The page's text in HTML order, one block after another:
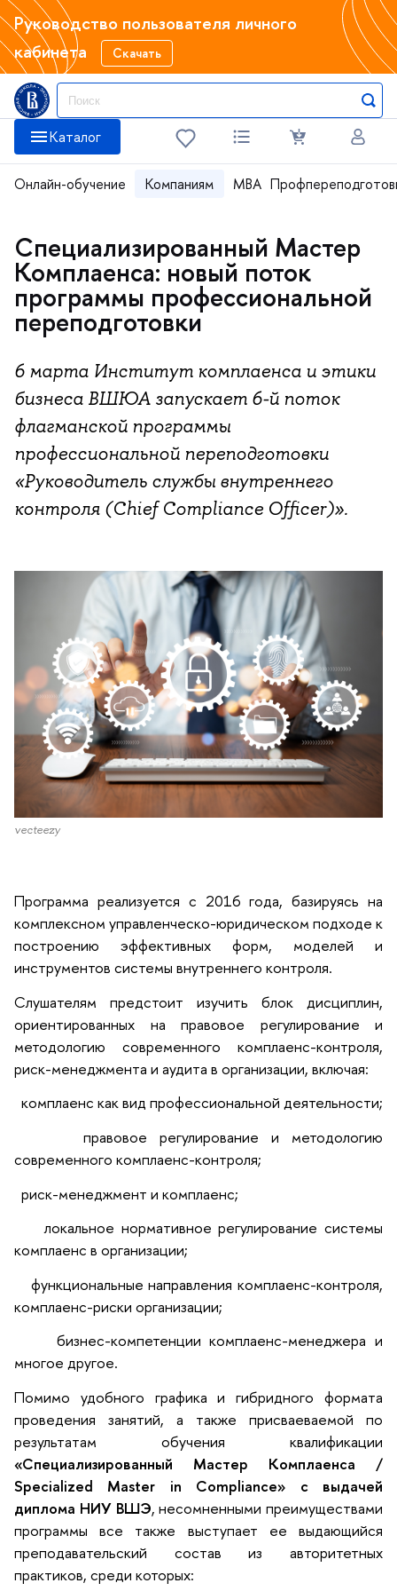
Руководство пользователя личного
кабинета
Скачать
Каталог
Онлайн-обучение Компаниям MBA
Специализированный Мастер
Комплаенса: новый поток
программы профессиональной
переподготовки
6 марта Институт комплаенса и этики
бизнеса ВШЮА запускает 6-й поток
флагманской программы
профессиональной переподготовки
«Руководитель службы внутреннего
контроля (Chief Сompliance Officer)».
vecteezy
Программа реализуется с 2016 года, базируясь на
комплексном управленческо-юридическом подходе к
построению эффективных форм, моделей и
инструментов системы внутреннего контроля.
Слушателям предстоит изучить блок дисциплин,
ориентированных на правовое регулирование и
методологию современного комплаенс-контроля,
риск-менеджмента и аудита в организации, включая:
комплаенс как вид профессиональной деятельности;
правовое регулирование и методологию
современного комплаенс-контроля;
риск-менеджмент и комплаенс;
локальное нормативное регулирование системы
комплаенс в организации;
функциональные направления комплаенс-контроля,
комплаенс-риски организации;
бизнес-компетенции комплаенс-менеджера и
многое другое.
Помимо удобного графика и гибридного формата
проведения занятий, а также присваеваемой по
результатам обучения квалификации
«Специализированный Мастер Комплаенса /
Specialized Master in Compliance» с выдачей
диплома НИУ ВШЭ, несомненными преимуществами
программы все также выступает ее выдающийся
преподавательский состав из авторитетных
практиков, среди которых: